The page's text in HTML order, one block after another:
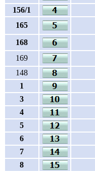
156/1
165
168
169
148
1
3
4
5
6
7
8